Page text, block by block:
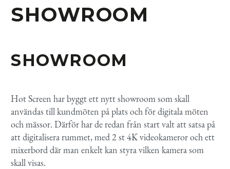
SHOWROOM
SHOWROOM
Hot Screen har byggt ett nytt showroom som skall
användas till kundmöten på plats och för digitala möten
och mässor. Därför har de redan från start valt att satsa på
att digitalisera rummet, med 2 st 4K videokameror och ett
mixerbord där man enkelt kan styra vilken kamera som
skall visas.